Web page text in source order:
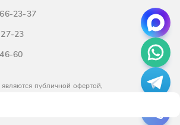
23-37
23
60
публичной офертой,